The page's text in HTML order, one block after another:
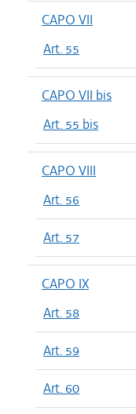
CAPO VII
Art. 55
CAPO VII bis
Art. 55 bis
CAPO VIII
Art. 56
Art. 57
CAPO IX
Art. 58
Art. 59
Art. 60